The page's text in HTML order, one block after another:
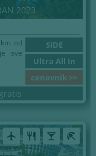
2023
SIDE
Ultra All In
cenovnik >>
od
sve
airplanemode_active restaurant local_bar beach_access